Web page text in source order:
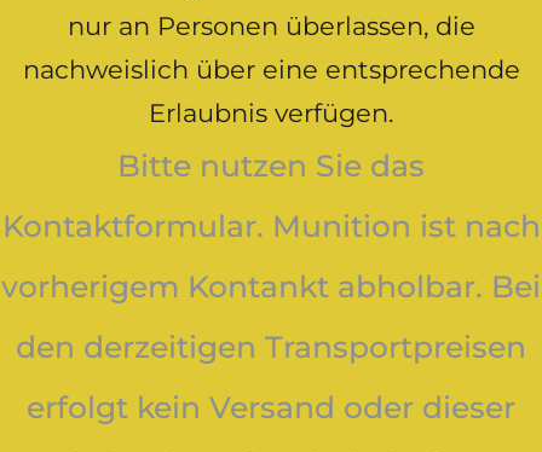
nur an Personen überlassen, die
nachweislich über eine entsprechende
Erlaubnis verfügen.
Bitte nutzen Sie das
Kontaktformular. Munition ist nach
vorherigem Kontankt abholbar. Bei
den derzeitigen Transportpreisen
erfolgt kein Versand oder dieser